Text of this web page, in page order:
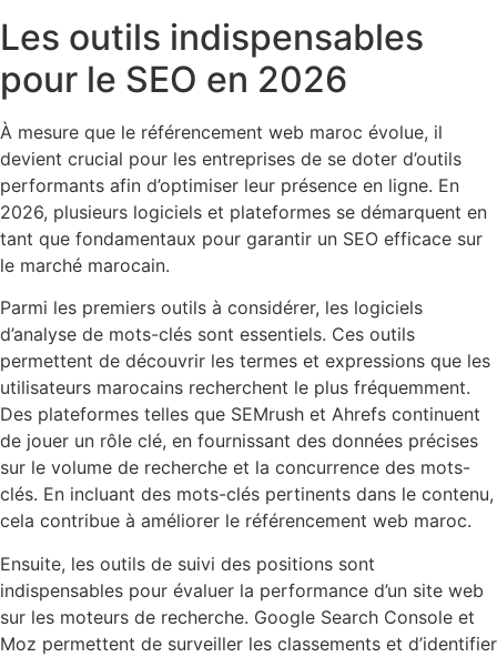
Les outils indispensables
pour le SEO en 2026
À mesure que le référencement web maroc évolue, il
devient crucial pour les entreprises de se doter d’outils
performants afin d’optimiser leur présence en ligne. En
2026, plusieurs logiciels et plateformes se démarquent en
tant que fondamentaux pour garantir un SEO efficace sur
le marché marocain.
Parmi les premiers outils à considérer, les logiciels
d’analyse de mots-clés sont essentiels. Ces outils
permettent de découvrir les termes et expressions que les
utilisateurs marocains recherchent le plus fréquemment.
Des plateformes telles que SEMrush et Ahrefs continuent
de jouer un rôle clé, en fournissant des données précises
sur le volume de recherche et la concurrence des mots-
clés. En incluant des mots-clés pertinents dans le contenu,
cela contribue à améliorer le référencement web maroc.
Ensuite, les outils de suivi des positions sont
indispensables pour évaluer la performance d’un site web
sur les moteurs de recherche. Google Search Console et
Moz permettent de surveiller les classements et d’identifier